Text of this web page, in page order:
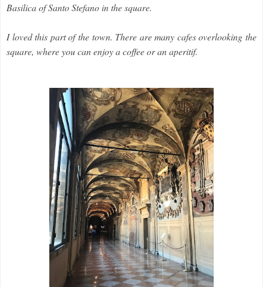
Basilica of Santo Stefano in the square.
I loved this part of the town. There are many cafes overlooking the
square, where you can enjoy a coffee or an aperitif.